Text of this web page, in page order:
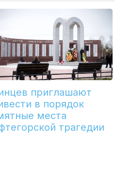
приглашают
в порядок
места
трагедии